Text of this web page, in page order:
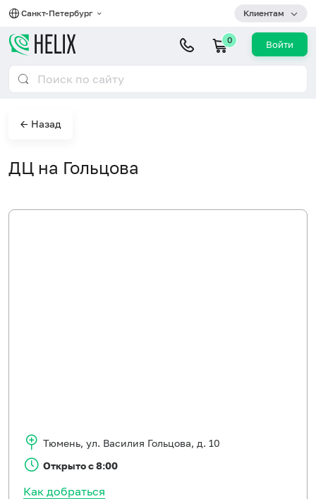
Санкт-Петербург Клиентам
0 Войти
← Назад
ДЦ на Гольцова
Тюмень, ул. Василия Гольцова, д. 10
Открыто с 8:00
Как добраться